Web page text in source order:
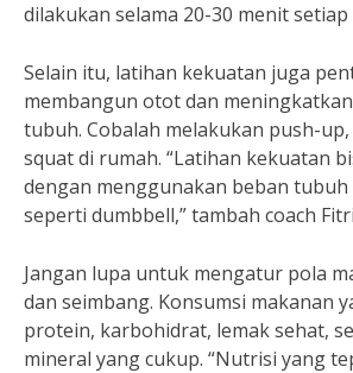
dilakukan selama 20-30 menit setiap
Selain itu, latihan kekuatan juga
membangun otot dan
tubuh. Cobalah melakukan push-
squat di rumah. “Latihan kekuatan
dengan menggunakan beban
seperti dumbbell,” tambah coach
Jangan lupa untuk mengatur pola
dan seimbang. Konsumsi makanan
protein, karbohidrat, lemak sehat,
mineral yang cukup. “Nutrisi yang